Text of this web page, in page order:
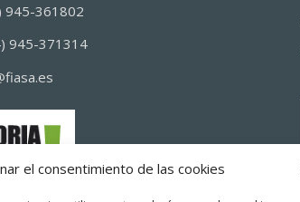
el consentimiento de las cookies
945-361802
945-371314